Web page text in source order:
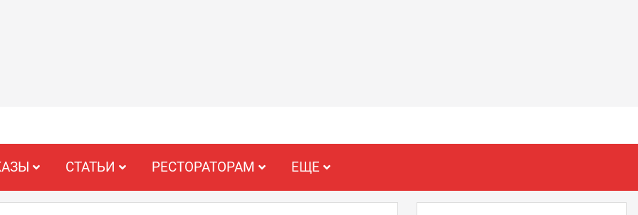
СТАТЬИ РЕСТОРАТОРАМ ЕЩЕ